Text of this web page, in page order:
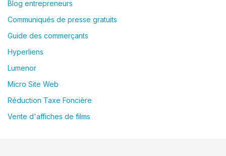
Blog entrepreneurs
Communiqués de presse gratuits
Guide des commerçants
Hyperliens
Lumenor
Micro Site Web
Réduction Taxe Foncière
Vente d'affiches de films